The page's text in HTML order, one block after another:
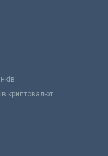
криптовалют